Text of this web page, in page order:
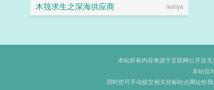
木筏求生之深海供应商 lesliya
本站所有内容来源于互联网公开且
本站仅
同时您可手动提交相关目标站点网址给